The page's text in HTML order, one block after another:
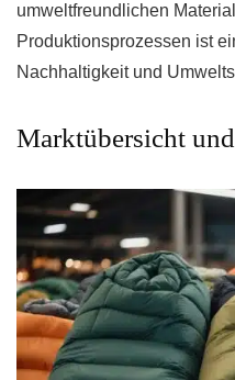
umweltfreundlichen
Produktionsprozessen ist
Nachhaltigkeit und
Marktübersicht